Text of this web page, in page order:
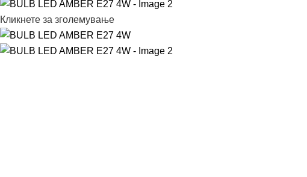
Кликнете за зголемување